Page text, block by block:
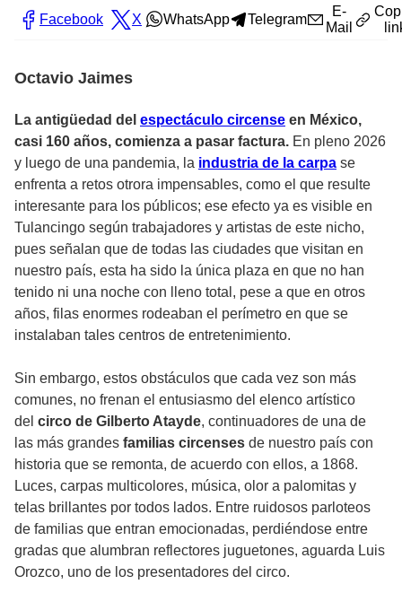
Facebook X WhatsApp Telegram
E-
Mail
Octavio Jaimes
La antigüedad del espectáculo circense en México,
casi 160 años, comienza a pasar factura. En pleno 2026
y luego de una pandemia, la industria de la carpa se
enfrenta a retos otrora impensables, como el que resulte
interesante para los públicos; ese efecto ya es visible en
Tulancingo según trabajadores y artistas de este nicho,
pues señalan que de todas las ciudades que visitan en
nuestro país, esta ha sido la única plaza en que no han
tenido ni una noche con lleno total, pese a que en otros
años, filas enormes rodeaban el perímetro en que se
instalaban tales centros de entretenimiento.
Sin embargo, estos obstáculos que cada vez son más
comunes, no frenan el entusiasmo del elenco artístico
del circo de Gilberto Atayde, continuadores de una de
las más grandes familias circenses de nuestro país con
historia que se remonta, de acuerdo con ellos, a 1868.
Luces, carpas multicolores, música, olor a palomitas y
telas brillantes por todos lados. Entre ruidosos parloteos
de familias que entran emocionadas, perdiéndose entre
gradas que alumbran reflectores juguetones, aguarda Luis
Orozco, uno de los presentadores del circo.